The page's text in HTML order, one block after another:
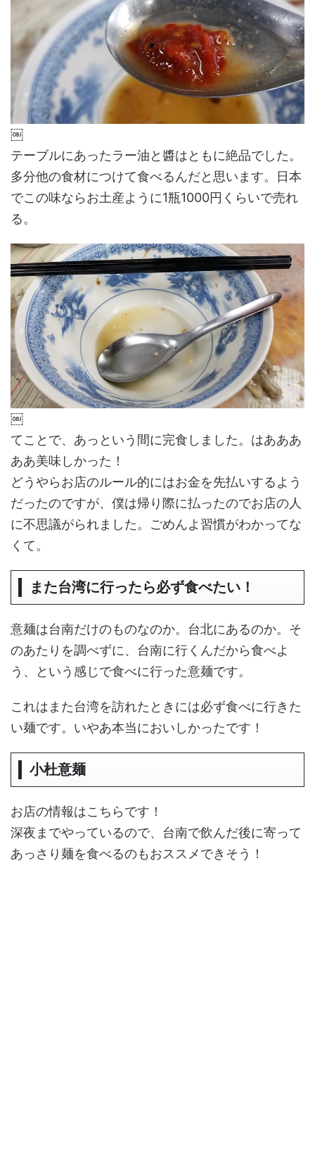
￼
テーブルにあったラー油と醬はともに絶品でした。
多分他の食材につけて食べるんだと思います。日本
でこの味ならお土産ように1瓶1000円くらいで売れ
る。
￼
てことで、あっという間に完食しました。はあああ
ああ美味しかった！
どうやらお店のルール的にはお金を先払いするよう
だったのですが、僕は帰り際に払ったのでお店の人
に不思議がられました。ごめんよ習慣がわかってな
くて。
また台湾に行ったら必ず食べたい！
意麺は台南だけのものなのか。台北にあるのか。そ
のあたりを調べずに、台南に行くんだから食べよ
う、という感じで食べに行った意麺です。
これはまた台湾を訪れたときには必ず食べに行きた
い麺です。いやあ本当においしかったです！
小杜意麺
お店の情報はこちらです！
深夜までやっているので、台南で飲んだ後に寄って
あっさり麺を食べるのもおススメできそう！